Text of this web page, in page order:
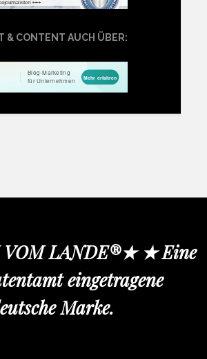
& CONTENT AUCH ÜBER:
LANDE®★ ★ Eine
eingetragene
Marke.